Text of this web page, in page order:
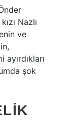
Nazlı
ve
şok